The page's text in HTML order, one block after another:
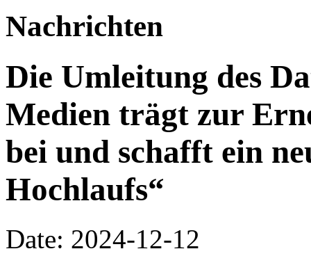
Nachrichten
Die Umleitung des
Medien trägt zur
bei und schafft ein
Hochlaufs“
Date: 2024-12-12